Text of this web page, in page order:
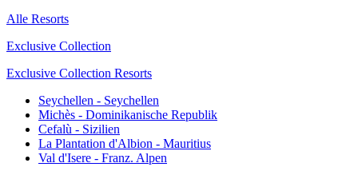
Alle Resorts
Exclusive Collection
Exclusive Collection Resorts
Seychellen - Seychellen
Michès - Dominikanische Republik
Cefalù - Sizilien
La Plantation d'Albion - Mauritius
Val d'Isere - Franz. Alpen